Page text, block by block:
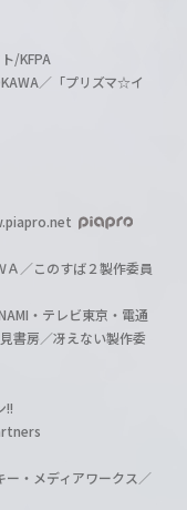
/KFPA
／「プリズマ☆イ
／このすば２製作委員
・テレビ東京・電通
書房／冴えない製作委
!!
・メディアワークス／